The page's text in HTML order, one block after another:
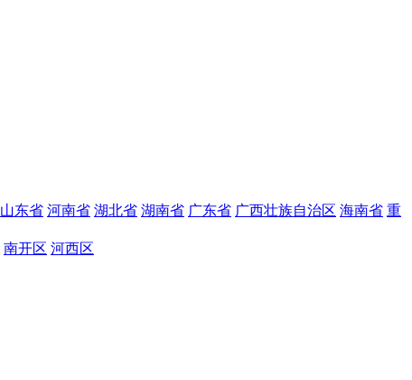
山东省 河南省 湖北省 湖南省 广东省 广西壮族自治区 海南省 重
南开区 河西区